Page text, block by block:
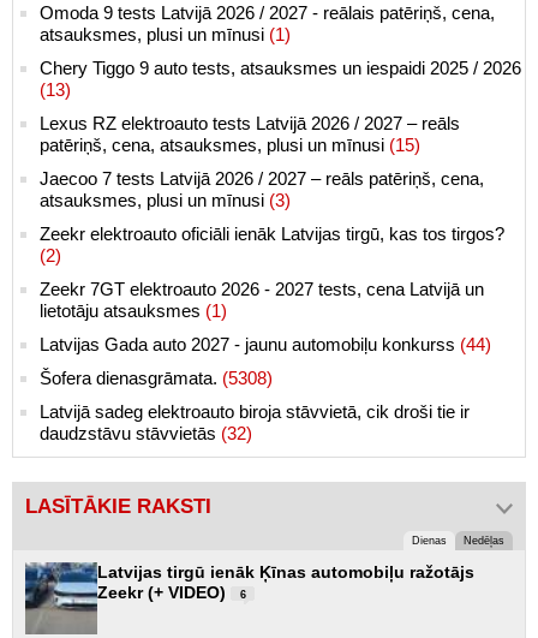
Omoda 9 tests Latvijā 2026 / 2027 - reālais patēriņš, cena,
atsauksmes, plusi un mīnusi (1)
Chery Tiggo 9 auto tests, atsauksmes un iespaidi 2025 / 2026
(13)
Lexus RZ elektroauto tests Latvijā 2026 / 2027 – reāls
patēriņš, cena, atsauksmes, plusi un mīnusi (15)
Jaecoo 7 tests Latvijā 2026 / 2027 – reāls patēriņš, cena,
atsauksmes, plusi un mīnusi (3)
Zeekr elektroauto oficiāli ienāk Latvijas tirgū, kas tos tirgos?
(2)
Zeekr 7GT elektroauto 2026 - 2027 tests, cena Latvijā un
lietotāju atsauksmes (1)
Latvijas Gada auto 2027 - jaunu automobiļu konkurss (44)
Šofera dienasgrāmata. (5308)
Latvijā sadeg elektroauto biroja stāvvietā, cik droši tie ir
daudzstāvu stāvvietās (32)
LASĪTĀKIE RAKSTI
Dienas Nedēļas
Latvijas tirgū ienāk Ķīnas automobiļu ražotājs
Zeekr (+ VIDEO)
6